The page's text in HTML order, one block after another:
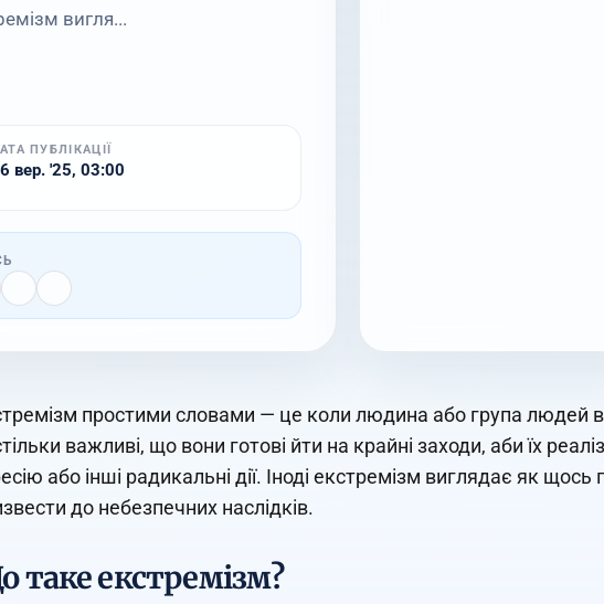
вигля...
ПУБЛІКАЦІЇ
вер. '25, 03:00
простими словами — це коли людина або група людей
важливі, що вони готові йти на крайні заходи, аби їх
або інші радикальні дії. Іноді екстремізм виглядає як
до небезпечних наслідків.
таке екстремізм?